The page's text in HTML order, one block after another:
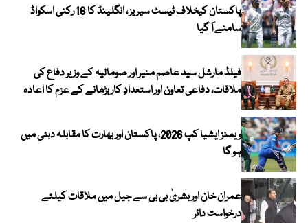
پاکستان کیخلاف ٹیسٹ سیریز ، انگلینڈ کا 16 رکنی اسکواڈ
سامنے آ گیا
فیلڈ مارشل سید عاصم منیر اور صومالیہ کے وزیر دفاع کی
ملاقات، دفاعی تعاون اور استعدادِ کار بڑھانے کے عزم کا اعادہ
ویمنز ایشیا کپ 2026، پاکستان اور بھارت کا مقابلہ دبئی میں
ہو گا
عمران خان اور بشریٰ بی بی سے جیل میں ملاقات کیلئے
درخواست دائر